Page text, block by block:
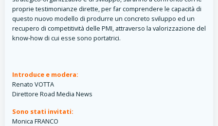
proprie testimonianze dirette, per far comprendere le capacità di
questo nuovo modello di produrre un concreto sviluppo ed un
recupero di competitività delle PMI, attraverso la valorizzazione del
know-how di cui esse sono portatrici.
Introduce e modera:
Renato VOTTA
Direttore Road Media News
Sono stati invitati:
Monica FRANCO